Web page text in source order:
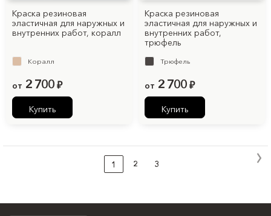
Краска резиновая
эластичная для наружных и
внутренних работ, коралл
Коралл
от 2 700 ₽
Купить
Краска резиновая
эластичная для наружных и
внутренних работ,
трюфель
Трюфель
от 2 700 ₽
Купить
1 2 3